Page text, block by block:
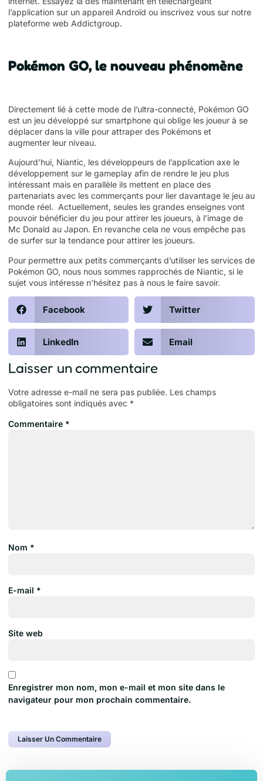
l’application sur un appareil Androïd ou inscrivez vous sur notre
plateforme web Addictgroup.
Pokémon GO, le nouveau phénomène
Directement lié à cette mode de l’ultra-connecté, Pokémon GO
est un jeu développé sur smartphone qui oblige les joueur à se
déplacer dans la ville pour attraper des Pokémons et
augmenter leur niveau.
Aujourd’hui, Niantic, les développeurs de l’application axe le
développement sur le gameplay afin de rendre le jeu plus
intéressant mais en parallèle ils mettent en place des
partenariats avec les commerçants pour lier davantage le jeu au
monde réel. Actuellement, seules les grandes enseignes vont
pouvoir bénéficier du jeu pour attirer les joueurs, à l’image de
Mc Donald au Japon. En revanche cela ne vous empêche pas
de surfer sur la tendance pour attirer les joueurs.
Pour permettre aux petits commerçants d’utiliser les services de
Pokémon GO, nous nous sommes rapprochés de Niantic, si le
sujet vous intéresse n’hésitez pas à nous le faire savoir.
Facebook Twitter
LinkedIn Email
Laisser un commentaire
Votre adresse e-mail ne sera pas publiée. Les champs
obligatoires sont indiqués avec *
Commentaire *
Nom *
E-mail *
Site web
Enregistrer mon nom, mon e-mail et mon site dans le
navigateur pour mon prochain commentaire.